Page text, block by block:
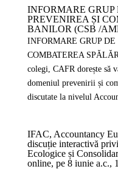
INFORMARE
PREVENIREA ȘI
BANILOR (CSB /
INFORMARE GRUP
COMBATEREA
colegi, CAFR dorește să
domeniul prevenirii și
discutate la nivelul
IFAC, Accountancy
discuție interactivă
Ecologice și
online, pe 8 iunie a.c.,